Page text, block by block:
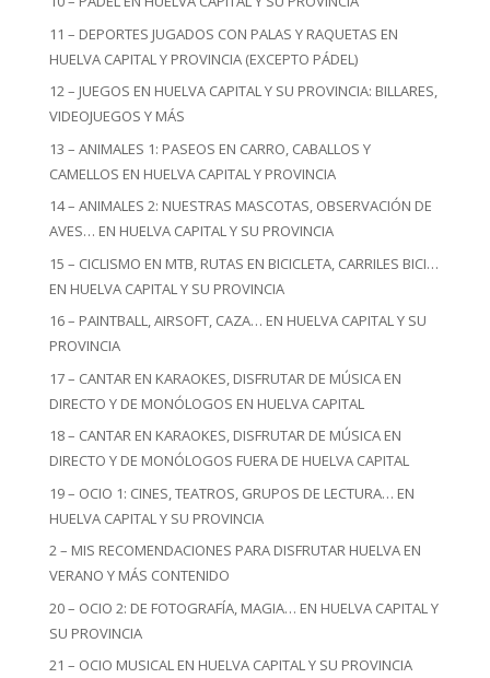
11 – DEPORTES JUGADOS CON PALAS Y RAQUETAS EN
HUELVA CAPITAL Y PROVINCIA (EXCEPTO PÁDEL)
12 – JUEGOS EN HUELVA CAPITAL Y SU PROVINCIA: BILLARES,
VIDEOJUEGOS Y MÁS
13 – ANIMALES 1: PASEOS EN CARRO, CABALLOS Y
CAMELLOS EN HUELVA CAPITAL Y PROVINCIA
14 – ANIMALES 2: NUESTRAS MASCOTAS, OBSERVACIÓN DE
AVES… EN HUELVA CAPITAL Y SU PROVINCIA
15 – CICLISMO EN MTB, RUTAS EN BICICLETA, CARRILES BICI…
EN HUELVA CAPITAL Y SU PROVINCIA
16 – PAINTBALL, AIRSOFT, CAZA… EN HUELVA CAPITAL Y SU
PROVINCIA
17 – CANTAR EN KARAOKES, DISFRUTAR DE MÚSICA EN
DIRECTO Y DE MONÓLOGOS EN HUELVA CAPITAL
18 – CANTAR EN KARAOKES, DISFRUTAR DE MÚSICA EN
DIRECTO Y DE MONÓLOGOS FUERA DE HUELVA CAPITAL
19 – OCIO 1: CINES, TEATROS, GRUPOS DE LECTURA… EN
HUELVA CAPITAL Y SU PROVINCIA
2 – MIS RECOMENDACIONES PARA DISFRUTAR HUELVA EN
VERANO Y MÁS CONTENIDO
20 – OCIO 2: DE FOTOGRAFÍA, MAGIA… EN HUELVA CAPITAL Y
SU PROVINCIA
21 – OCIO MUSICAL EN HUELVA CAPITAL Y SU PROVINCIA